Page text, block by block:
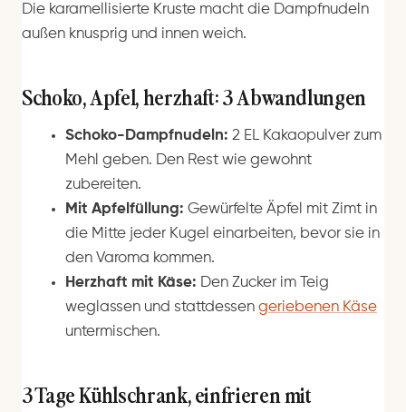
Die karamellisierte Kruste macht die Dampfnudeln
außen knusprig und innen weich.
Schoko, Apfel, herzhaft: 3 Abwandlungen
Schoko-Dampfnudeln: 2 EL Kakaopulver zum
Mehl geben. Den Rest wie gewohnt
zubereiten.
Mit Apfelfüllung: Gewürfelte Äpfel mit Zimt in
die Mitte jeder Kugel einarbeiten, bevor sie in
den Varoma kommen.
Herzhaft mit Käse: Den Zucker im Teig
weglassen und stattdessen geriebenen Käse
untermischen.
3 Tage Kühlschrank, einfrieren mit